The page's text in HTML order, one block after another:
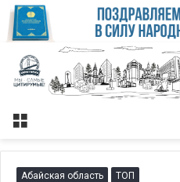
Меню
Абайская область ТОП